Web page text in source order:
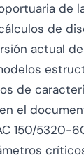
de
de
actual de
de
el
150/5320-